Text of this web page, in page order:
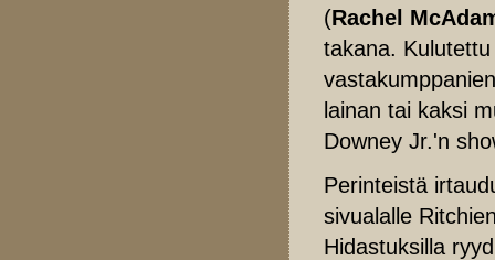
(Rachel
takana.
lainan tai kaksi
Downey Jr.'n
Perinteistä
sivualalle
Hidastuksilla